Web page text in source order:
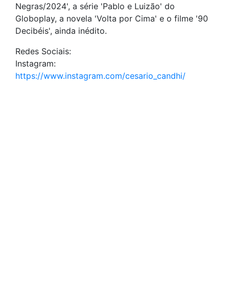
Negras/2024', a série 'Pablo e Luizão' do
Globoplay, a novela 'Volta por Cima' e o filme '90
Decibéis', ainda inédito.
Redes Sociais:
Instagram:
https://www.instagram.com/cesario_candhi/